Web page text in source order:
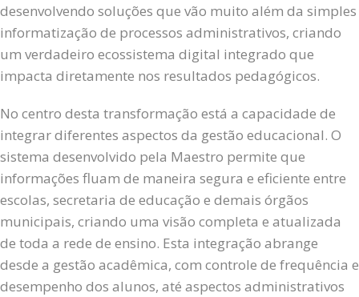
desenvolvendo soluções que vão muito além da simples
informatização de processos administrativos, criando
um verdadeiro ecossistema digital integrado que
impacta diretamente nos resultados pedagógicos.
No centro desta transformação está a capacidade de
integrar diferentes aspectos da gestão educacional. O
sistema desenvolvido pela Maestro permite que
informações fluam de maneira segura e eficiente entre
escolas, secretaria de educação e demais órgãos
municipais, criando uma visão completa e atualizada
de toda a rede de ensino. Esta integração abrange
desde a gestão acadêmica, com controle de frequência e
desempenho dos alunos, até aspectos administrativos